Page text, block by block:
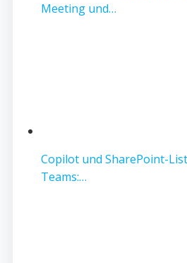
Meeting und…
Copilot und SharePoint-
Teams:…